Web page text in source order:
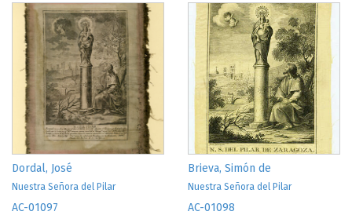
Dordal, José
Nuestra Señora del Pilar
Brieva, Simón de
Nuestra Señora del Pilar
AC-01097 AC-01098